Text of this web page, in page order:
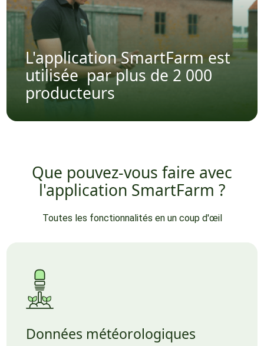
L'application SmartFarm est
utiliséepar plus de 2 000
producteurs
Que pouvez-vous faire avec
l'application SmartFarm ?
Toutes les fonctionnalités en un coup d'œil
Données météorologiques